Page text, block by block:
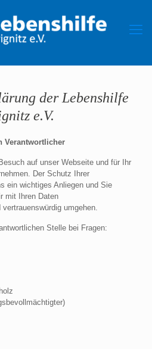
der Lebenshilfe
e.V.
Verantwortlicher
auf unser Webseite und für Ihr
Der Schutz Ihrer
ein wichtiges Anliegen und Sie
mit Ihren Daten
umgehen.
Stelle bei Fragen: